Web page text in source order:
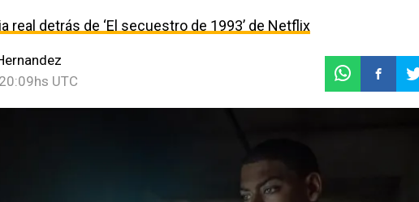
real detrás de ‘El secuestro de 1993’ de Netflix
UTC